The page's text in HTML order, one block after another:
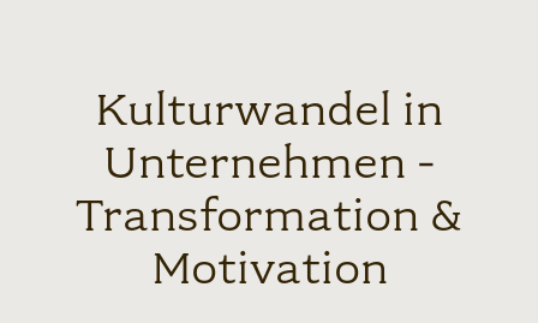
Kulturwandel in
Unternehmen -
Transformation &
Motivation